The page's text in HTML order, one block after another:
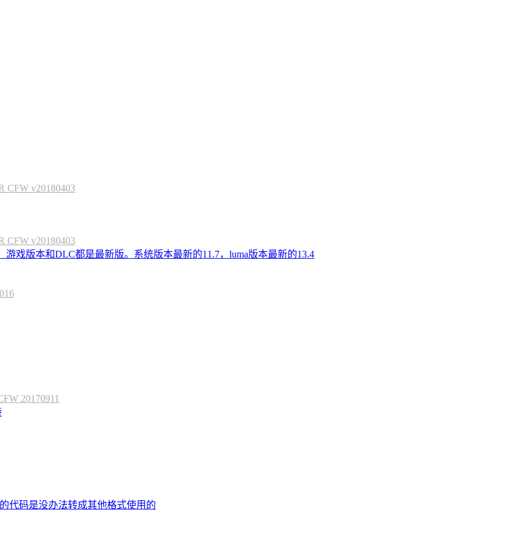
CFW v20180403
CFW v20180403
戏版本和DLC都是最新版。系统版本最新的11.7，luma版本最新的13.4
20170911
代码是没办法转成其他格式使用的